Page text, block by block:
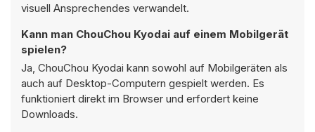
visuell Ansprechendes verwandelt.
Kann man ChouChou Kyodai auf einem Mobilgerät
spielen?
Ja, ChouChou Kyodai kann sowohl auf Mobilgeräten als
auch auf Desktop-Computern gespielt werden. Es
funktioniert direkt im Browser und erfordert keine
Downloads.